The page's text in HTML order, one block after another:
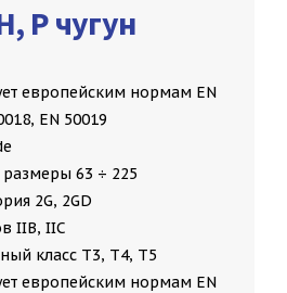
P чугун
европейским нормам EN
EN 50019
размеры 63 ÷ 225
2G, 2GD
IIB, IIC
класс T3, T4, T5
европейским нормам EN